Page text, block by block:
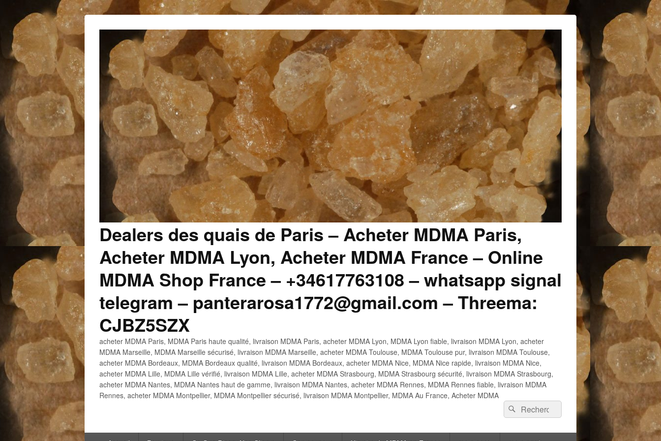
Dealers des quais de Paris – Acheter MDMA Paris,
Acheter MDMA Lyon, Acheter MDMA France – Online
MDMA Shop France – +34617763108 – whatsapp signal
telegram – panterarosa1772@gmail.com – Threema:
CJBZ5SZX
acheter MDMA Paris, MDMA Paris haute qualité, livraison MDMA Paris, acheter MDMA Lyon, MDMA Lyon fiable, livraison MDMA Lyon, acheter
MDMA Marseille, MDMA Marseille sécurisé, livraison MDMA Marseille, acheter MDMA Toulouse, MDMA Toulouse pur, livraison MDMA Toulouse,
acheter MDMA Bordeaux, MDMA Bordeaux qualité, livraison MDMA Bordeaux, acheter MDMA Nice, MDMA Nice rapide, livraison MDMA Nice,
acheter MDMA Lille, MDMA Lille vérifié, livraison MDMA Lille, acheter MDMA Strasbourg, MDMA Strasbourg sécurité, livraison MDMA Strasbourg,
acheter MDMA Nantes, MDMA Nantes haut de gamme, livraison MDMA Nantes, acheter MDMA Rennes, MDMA Rennes fiable, livraison MDMA
Rennes, acheter MDMA Montpellier, MDMA Montpellier sécurisé, livraison MDMA Montpellier, MDMA Au France, Acheter MDMA
Recherche :
Rechercher
Menu